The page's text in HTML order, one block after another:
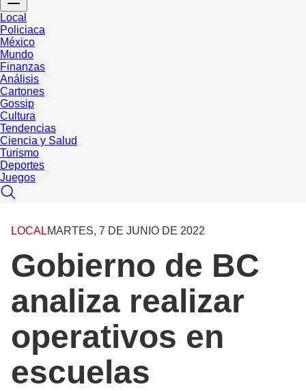
Local
Policiaca
México
Mundo
Finanzas
Análisis
Cartones
Gossip
Cultura
Tendencias
Ciencia y Salud
Turismo
Deportes
Juegos
LOCALMARTES, 7 DE JUNIO DE 2022
Gobierno de BC
analiza realizar
operativos en
escuelas